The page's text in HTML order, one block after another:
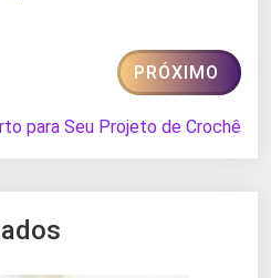
PRÓXIMO
para Seu Projeto de Crochê